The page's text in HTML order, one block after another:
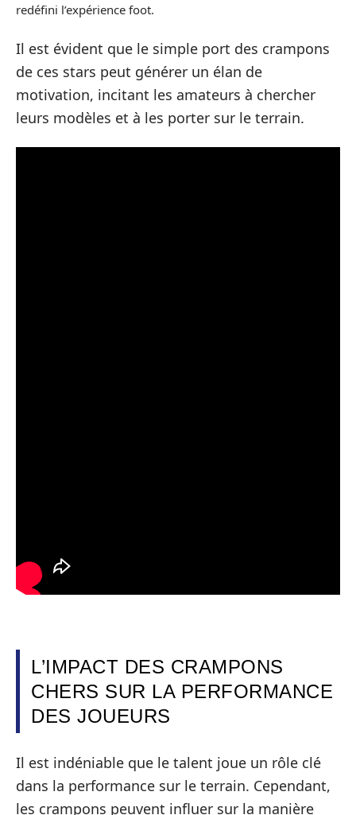
redéfini l’expérience foot.
Il est évident que le simple port des crampons
de ces stars peut générer un élan de
motivation, incitant les amateurs à chercher
leurs modèles et à les porter sur le terrain.
L’IMPACT DES CRAMPONS
CHERS SUR LA PERFORMANCE
DES JOUEURS
Il est indéniable que le talent joue un rôle clé
dans la performance sur le terrain. Cependant,
les crampons peuvent influer sur la manière